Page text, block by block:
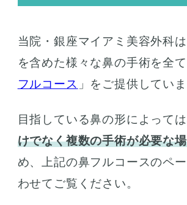
当院・銀座マイアミ美容外科
を含めた様々な鼻の手術を全
フルコース 」をご提供していま
目指している鼻の形によっては
けでなく複数の手術が必要な
め、上記の鼻フルコースのペ
わせてご覧ください。